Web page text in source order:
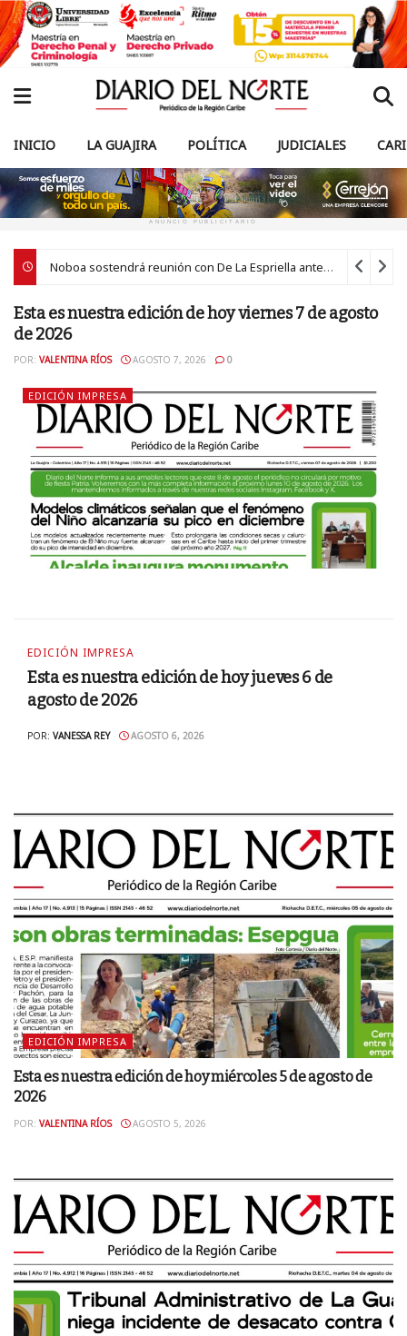
INICIO LA GUAJIRA POLÍTICA JUDICIALES
ANUNCIO PUBLICITARIO
Noboa sostendrá reunión con De La Espriella antes de la posesión presidencial en Cali
Esta es nuestra edición de hoy viernes 7 de agosto
de 2026
POR: VALENTINA RÍOS AGOSTO 7, 2026 0
EDICIÓN IMPRESA
EDICIÓN IMPRESA
Esta es nuestra edición de hoy jueves 6 de
agosto de 2026
POR: VANESSA REY AGOSTO 6, 2026
EDICIÓN IMPRESA
Esta es nuestra edición de hoy miércoles 5 de agosto de
2026
POR: VALENTINA RÍOS AGOSTO 5, 2026